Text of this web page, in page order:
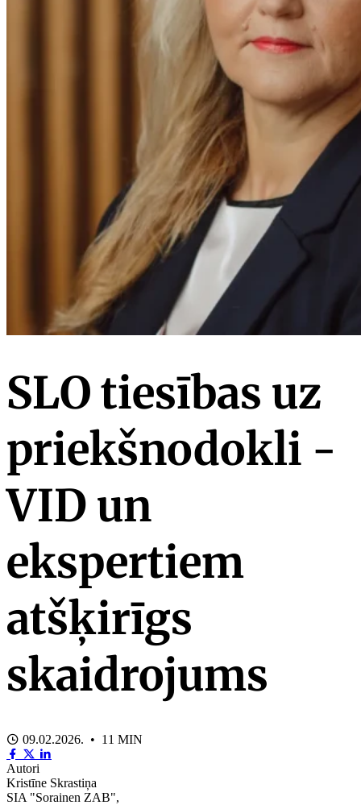
SLO tiesības uz
priekšnodokli -
VID un
ekspertiem
atšķirīgs
skaidrojums
09.02.2026. • 11 MIN
Autori
Kristīne Skrastiņa
SIA "Sorainen ZAB",